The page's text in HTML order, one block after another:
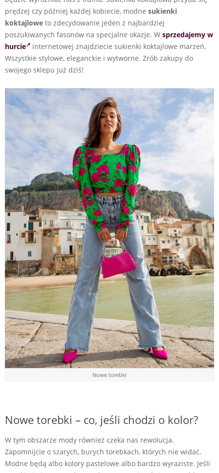
prędzej czy później każdej kobiecie, modne sukienki
koktajlowe to zdecydowanie jeden z najbardziej
poszukiwanych fasonów na specjalne okazje. W sprzedajemy w
hurcie
internetowej znajdziecie sukienki koktajlowe marzeń.
Wszystkie stylowe, eleganckie i wytworne. Zrób zakupy do
swojego sklepu już dziś!
Nowe torebki
Nowe torebki – co, jeśli chodzi o kolor?
W tym obszarze mody również czeka nas rewolucja.
Zapomnijcie o szarych, burych torebkach, których nie widać.
Modne będą albo kolory pastelowe albo bardzo wyraziste. Jeśli